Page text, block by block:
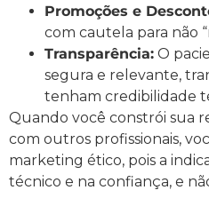
Promoções e
com cautela para não
Transparência: O
segura e relevante,
tenham credibilidade
Quando você constrói sua
com outros profissionais,
marketing ético, pois a
técnico e na confiança, e